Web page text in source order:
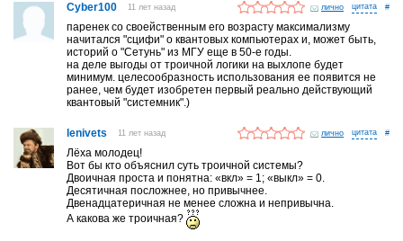
Cyber100 11 лет назад лично #
паренек со своейственным его возрасту максимализму
начитался "сцифи" о квантовых компьютерах и, может быть,
историй о "Сетунь" из МГУ еще в 50-е годы.
на деле выгоды от троичной логики на выхлопе будет
минимум. целесообразность использования ее появится не
ранее, чем будет изобретен первый реально действующий
квантовый "системник".)
lenivets 11 лет назад лично #
Лёха молодец!
Вот бы кто объяснил суть троичной системы?
Двоичная проста и понятна: «вкл» = 1; «выкл» = 0.
Десятичная посложнее, но привычнее.
Двенадцатеричная не менее сложна и непривычна.
А какова же троичная?